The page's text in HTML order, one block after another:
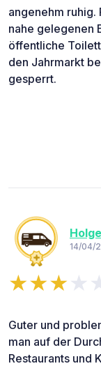
angenehm
nahe gelegenen
öffentliche
den Jahrmarkt
gesperrt.
14/04/
Guter und
man auf der
Restaurants und